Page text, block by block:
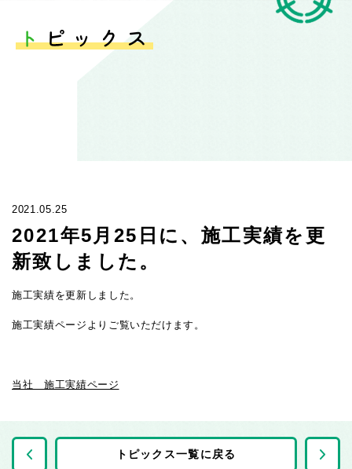
2021.05.25
2021年5月25日に、施工実績を更
新致しました。
施工実績を更新しました。
施工実績ページよりご覧いただけます。
当社 施工実績ページ
トピックス一覧に戻る